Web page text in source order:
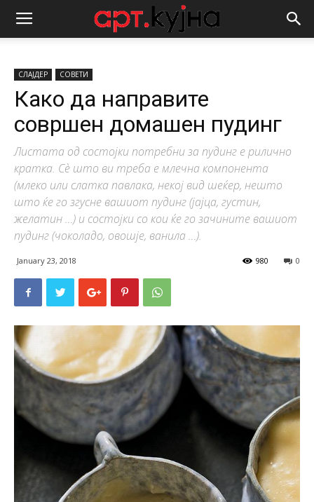
СЛАЈДЕР СОВЕТИ
Како да направите
совршен домашен пудинг
Листата од состојки потребни за пудинг е рилично
кратка. Сѐ што ви треба е млечна компонента
(млеко или слатка павлака, некој вид шеќер, нешто
што ќе го згусне вашиот пудинг (јајца, густин,
желатин …) и состојки со кои ќе го зачините вашиот
пудинг (чоколадо, овошје, ванила …).
January 23, 2018 0
980